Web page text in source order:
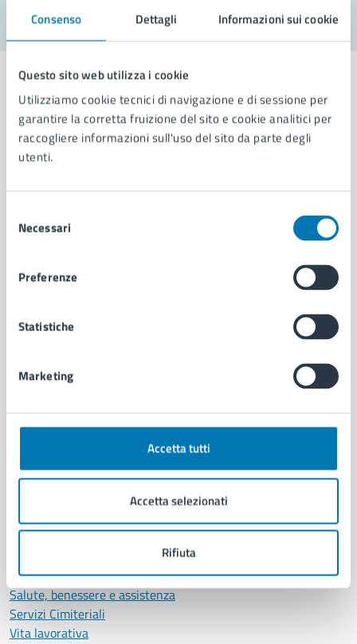
Consenso Dettagli Informazioni sui cookie
Questo sito web utilizza i cookie
Utilizziamo cookie tecnici di navigazione e di sessione per
garantire la corretta fruizione del sito e cookie analitici per
raccogliere informazioni sull'uso del sito da parte degli
utenti.
delNecessari
Preferenze
Statistiche
Marketing
Accetta tutti
Accetta selezionati
Rifiuta
Comune di Napoli
Organi di governo
Uffici
Enti e fondazioni
Personale amministrativo
Autorizzazioni
Cultura e tempo libero
Documenti e certificati
Educazione e formazione
Giustizia e sicurezza pubblica
Imprese e commercio
Salute, benessere e assistenza
Servizi Cimiteriali
Vita lavorativa